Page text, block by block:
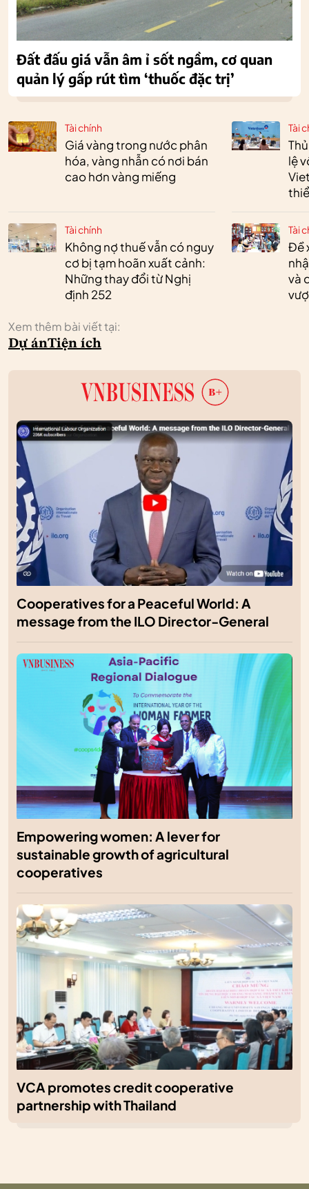
Tài chính
Giá vàng trong nước phân
hóa, vàng nhẫn có nơi bán
cao hơn vàng miếng
Tài chính
Không nợ thuế vẫn có nguy
cơ bị tạm hoãn xuất cảnh:
Những thay đổi từ Nghị
định 252
Tài
lệ
Tài
Đề
và
Xem thêm bài viết tại:
Dự ánTiện ích
Đất đấu giá vẫn âm ỉ sốt ngầm, cơ quan
quản lý gấp rút tìm ‘thuốc đặc trị’
Cooperatives for a Peaceful World: A
message from the ILO Director-General
Empowering women: A lever for
sustainable growth of agricultural
cooperatives
VCA promotes credit cooperative
partnership with Thailand